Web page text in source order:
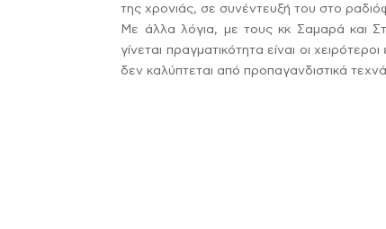
της χρονιάς, σε συνέντευξή του στο
Με άλλα λόγια, με τους κκ Σαμαρά και
γίνεται πραγματικότητα είναι οι
δεν καλύπτεται από προπαγανδιστικά